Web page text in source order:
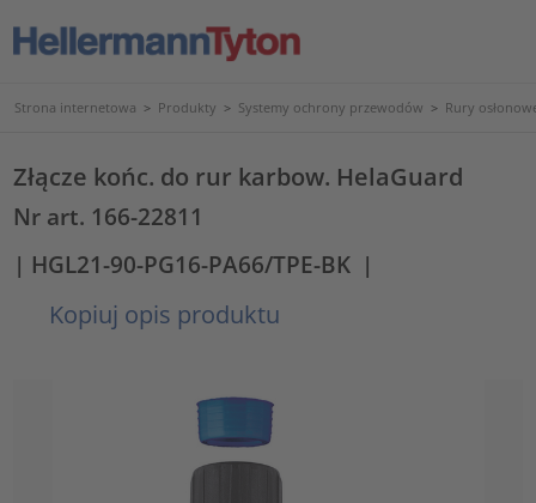
Strona internetowa > Produkty > Systemy ochrony przewodów > Rury
Złącze końc. do rur karbow. HelaGuard
Nr art. 166-22811
| HGL21-90-PG16-PA66/TPE-BK |
Kopiuj opis produktu